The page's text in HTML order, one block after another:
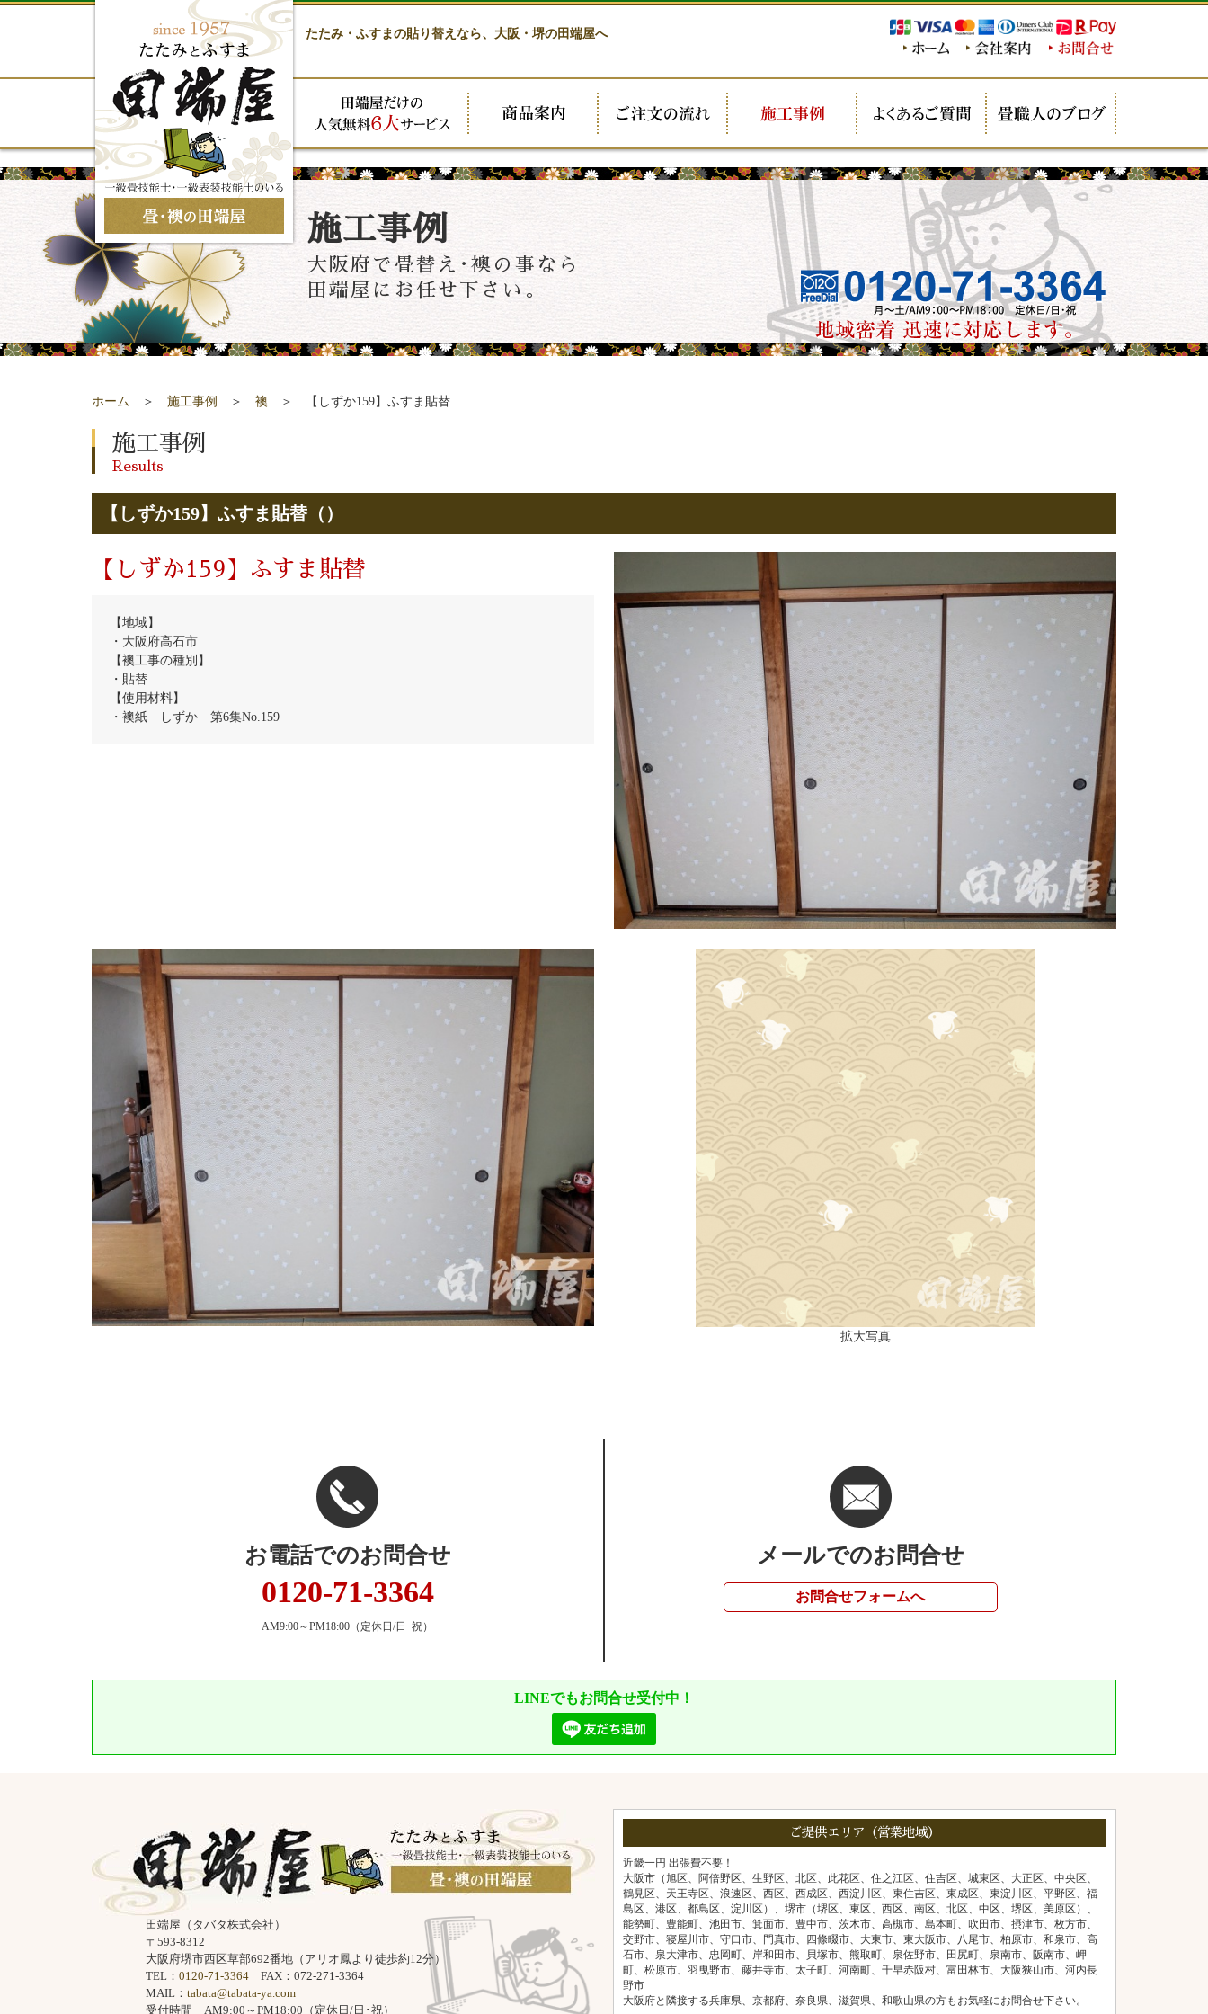
たたみ・ふすまの貼り替えなら、 大阪・堺の田端屋へ
施工事例
大阪府で畳替え･襖の事なら
田端屋にお任せ下さい。
ホーム ＞ 施工事例 ＞ 襖 ＞ 【しずか159】ふすま貼替
施工事例
Results
【しずか159】ふすま貼替（）
【しずか159】ふすま貼替
【地域】
・大阪府高石市
【襖工事の種別】
・貼替
【使用材料】
・襖紙 しずか 第6集No.159
拡大写真
お電話でのお問合せ
0120-71-3364
AM9:00～PM18:00 （定休日/日･祝）
メールでのお問合せ
お問合せフォームへ
LINEでもお問合せ受付中！
田端屋（タバタ株式会社）
〒593-8312
大阪府堺市西区草部692番地（アリオ鳳より徒歩約12分）
TEL： 0120-71-3364 FAX：072-271-3364
MAIL： tabata@tabata-ya.com
受付時間 AM9:00～PM18:00（定休日/日･祝）
ご提供エリア（営業地域）
近畿一円 出張費不要！
大阪市（旭区、阿倍野区、生野区、北区、此花区、住之江区、住吉区、城東区、大正区、中央区、
鶴見区、天王寺区、浪速区、西区、西成区、西淀川区、東住吉区、東成区、東淀川区、平野区、福
島区、港区、都島区、淀川区）、堺市（堺区、東区、西区、南区、北区、中区、堺区、美原区）、
能勢町、豊能町、池田市、箕面市、豊中市、茨木市、高槻市、島本町、吹田市、摂津市、枚方市、
交野市、寝屋川市、守口市、門真市、四條畷市、大東市、東大阪市、八尾市、柏原市、和泉市、高
石市、泉大津市、忠岡町、岸和田市、貝塚市、熊取町、泉佐野市、田尻町、泉南市、阪南市、岬
町、松原市、羽曳野市、藤井寺市、太子町、河南町、千早赤阪村、富田林市、大阪狭山市、河内長
野市
大阪府と隣接する兵庫県、京都府、奈良県、滋賀県、和歌山県の方もお気軽にお問合せ下さい。